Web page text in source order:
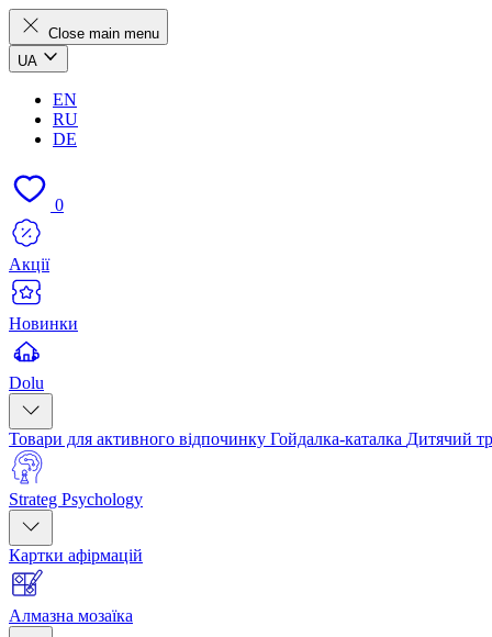
Close main menu
UA
EN
RU
DE
0
Акції
Новинки
Dolu
Товари для активного відпочинку Гойдалка-каталка Дитячий
Strateg Psychology
Картки афірмацій
Алмазна мозаїка